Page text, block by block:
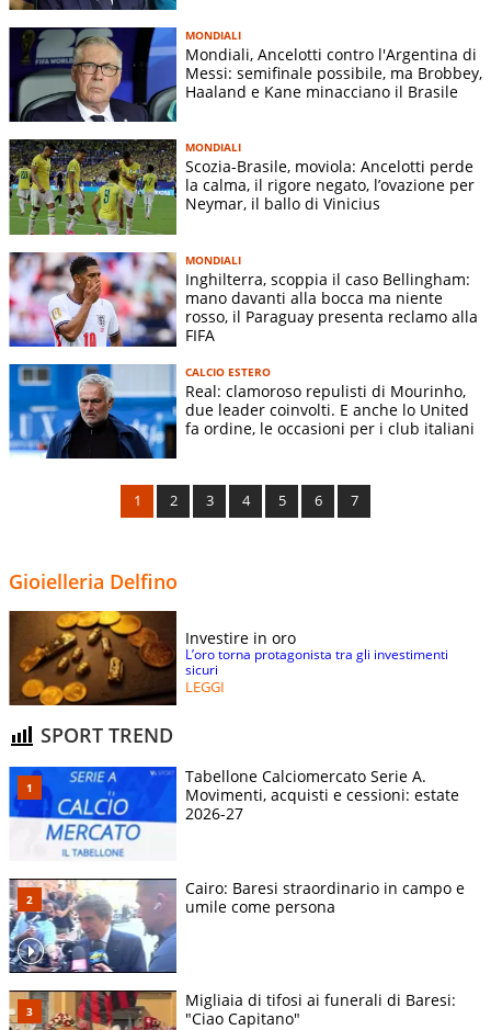
MONDIALI
Mondiali, Ancelotti contro l'Argentina di
Messi: semifinale possibile, ma Brobbey,
Haaland e Kane minacciano il Brasile
MONDIALI
Scozia-Brasile, moviola: Ancelotti perde
la calma, il rigore negato, l’ovazione per
Neymar, il ballo di Vinicius
MONDIALI
Inghilterra, scoppia il caso Bellingham:
mano davanti alla bocca ma niente
rosso, il Paraguay presenta reclamo alla
FIFA
CALCIO ESTERO
Real: clamoroso repulisti di Mourinho,
due leader coinvolti. E anche lo United
fa ordine, le occasioni per i club italiani
1 2 3 4 5 6 7
Gioielleria Delfino
Investire in oro
L’oro torna protagonista tra gli investimenti
sicuri
LEGGI
SPORT TREND
Tabellone Calciomercato Serie A.
Movimenti, acquisti e cessioni: estate
2026-27
Cairo: Baresi straordinario in campo e
umile come persona
Migliaia di tifosi ai funerali di Baresi:
"Ciao Capitano"